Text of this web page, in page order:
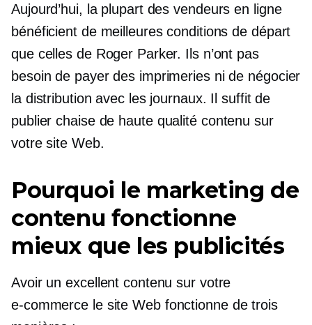
Aujourd’hui, la plupart des vendeurs en ligne
bénéficient de meilleures conditions de départ
que celles de Roger Parker. Ils n’ont pas
besoin de payer des imprimeries ni de négocier
la distribution avec les journaux. Il suffit de
publierchaise de haute qualitécontenu sur
votre site Web.
Pourquoi le marketing de
contenu fonctionne
mieux que les publicités
Avoir un excellent contenu sur votre
e-commerce le site Web fonctionne de trois